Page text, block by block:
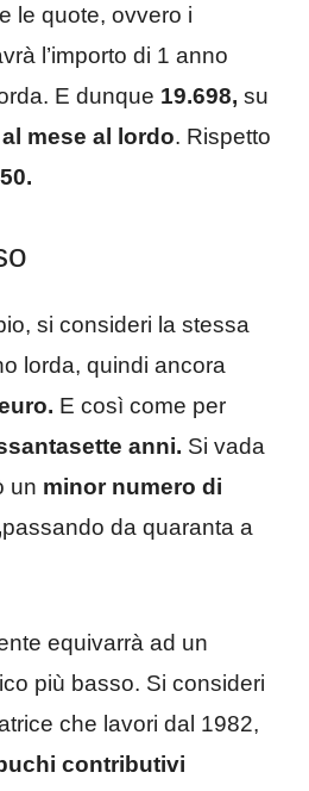
le quote, ovvero i
l’importo di 1 anno
E dunque 19.698, su
mese al lordo. Rispetto
si consideri la stessa
lorda, quindi ancora
E così come per
anni. Si vada
un minor numero di
passando da quaranta a
equivarrà ad un
più basso. Si consideri
che lavori dal 1982,
buchi contributivi